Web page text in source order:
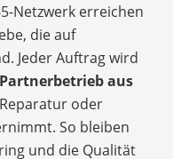
Netzwerk erreichen
die auf
Jeder Auftrag wird
aus
oder
So bleiben
und die Qualität